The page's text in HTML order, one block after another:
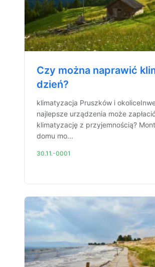
Czy można naprawić
dzień?
klimatyzacja Pruszków i
najlepsze urządzenia może
klimatyzację z przyjemnością?
domu mo...
30.11.-0001